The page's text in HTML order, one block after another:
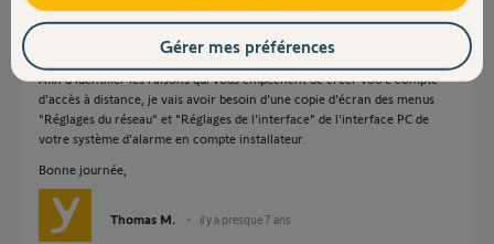
Je vous confirme qu'aucun compte d'accès à distance n'est rattaché à
votre Centrale/Transmetteur.
Afin d’identifier les raisons qui vous empêchent de créer votre compte
d'accès à distance, je vais avoir besoin d'une copie d'écran des menus
"Réglages du réseau" et "Réglages de l'interface" de l'interface PC de
votre système d'alarme en compte installateur.
Bonne journée,
Thomas M. il y a presque 7 ans
Gérer mes préférences